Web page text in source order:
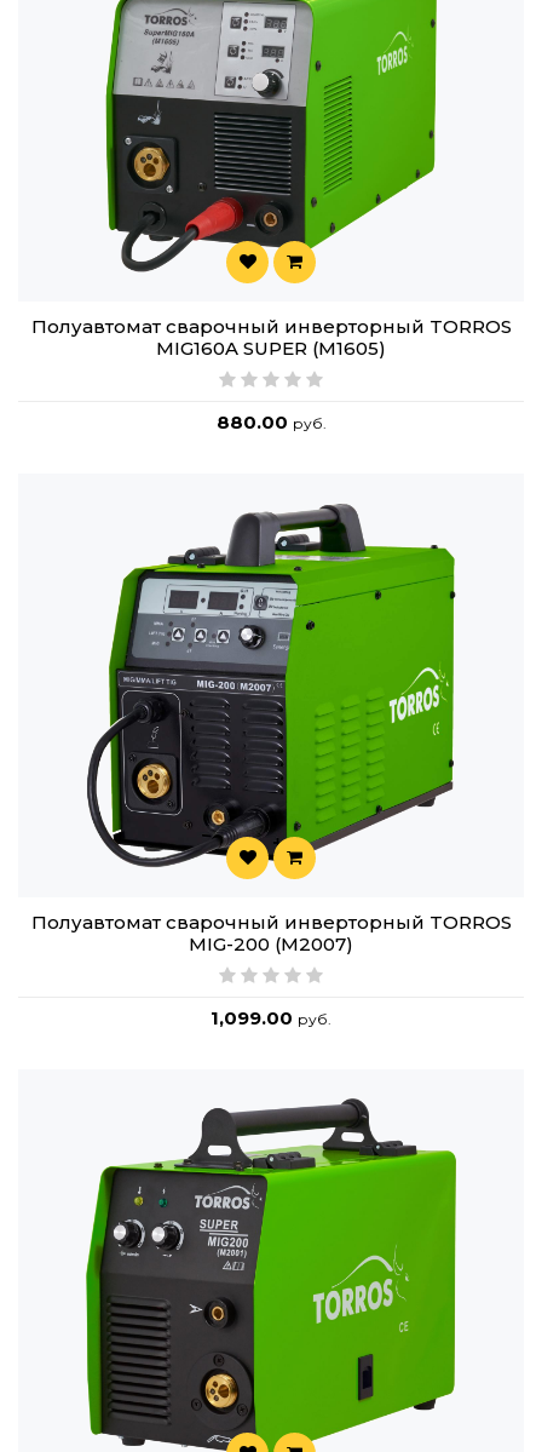
Полуавтомат сварочный инверторный TORROS
MIG160A SUPER (M1605)
880.00 руб.
Полуавтомат сварочный инверторный TORROS
MIG-200 (M2007)
1,099.00 руб.